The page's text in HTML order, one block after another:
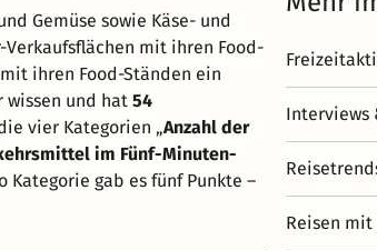
Gemüse sowie Käse- und
mit ihren Food-
ihren Food-Ständen ein
wissen und hat 54
vier Kategorien „Anzahl der
im Fünf-Minuten-
Kategorie gab es fünf Punkte –
Interviews
Reisen mit